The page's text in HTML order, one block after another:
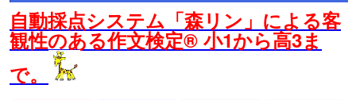
自動採点システム「森リン」による客
観性のある作文検定® 小1から高3ま
で。